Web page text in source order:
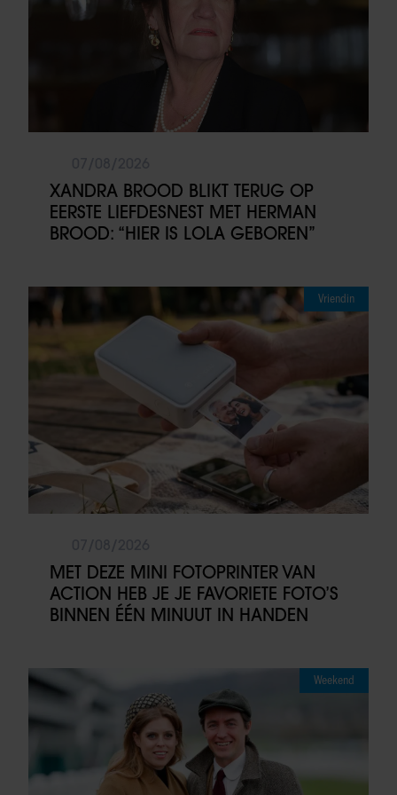
XANDRA BROOD BLIKT TERUG OP
EERSTE LIEFDESNEST MET HERMAN
BROOD: “HIER IS LOLA GEBOREN”
Vriendin
MET DEZE MINI FOTOPRINTER VAN
ACTION HEB JE JE FAVORIETE FOTO’S
BINNEN ÉÉN MINUUT IN HANDEN
Weekend